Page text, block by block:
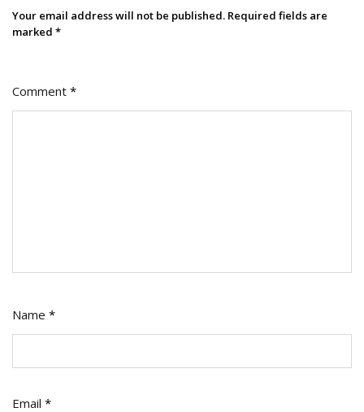
Et
Your email address will not be published. Required fields are
marked *
Comment *
Name *
Email *